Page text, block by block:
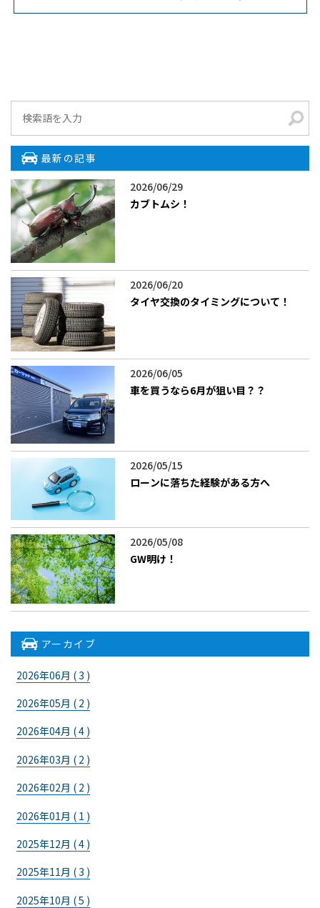
最新の記事
2026/06/29
カブトムシ！
2026/06/20
タイヤ交換のタイミングについて！
2026/06/05
車を買うなら6月が狙い目？？
2026/05/15
ローンに落ちた経験がある方へ
2026/05/08
GW明け！
アーカイブ
2026年06月 ( 3 )
2026年05月 ( 2 )
2026年04月 ( 4 )
2026年03月 ( 2 )
2026年02月 ( 2 )
2026年01月 ( 1 )
2025年12月 ( 4 )
2025年11月 ( 3 )
2025年10月 ( 5 )